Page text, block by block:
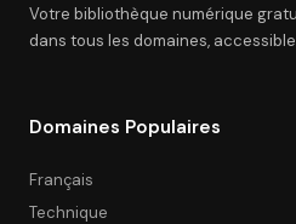
Votre bibliothèque numérique
dans tous les domaines,
Domaines Populaires
Français
Technique